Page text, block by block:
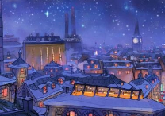
tegnet en skitse af
, 2017)